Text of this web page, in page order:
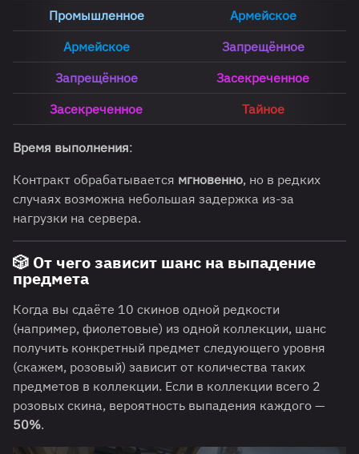
Промышленное
Армейское
Армейское
Запрещённое
Запрещённое
Засекреченное
Засекреченное
Тайное
Время выполнения:
Контракт обрабатывается мгновенно, но в редких
случаях возможна небольшая задержка из-за
нагрузки на сервера.
🎲 От чего зависит шанс на выпадение
предмета
Когда вы сдаёте 10 скинов одной редкости
(например, фиолетовые) из одной коллекции, шанс
получить конкретный предмет следующего уровня
(скажем, розовый) зависит от количества таких
предметов в коллекции. Если в коллекции всего 2
розовых скина, вероятность выпадения каждого —
50%.